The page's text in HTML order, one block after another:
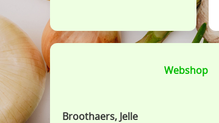
Webshop
Broothaers, Jelle